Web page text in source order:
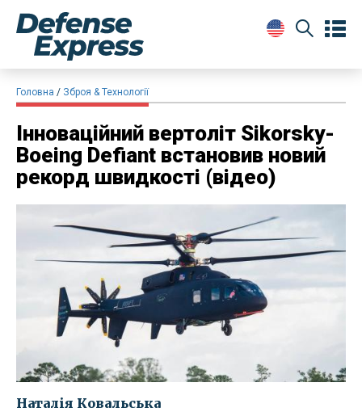
Головна Зброя & Технології
Інноваційний вертоліт Sikorsky-
Boeing Defiant встановив новий
рекорд швидкості (відео)
Наталія Ковальська